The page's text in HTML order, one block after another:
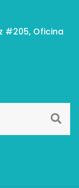
#205, Oficina